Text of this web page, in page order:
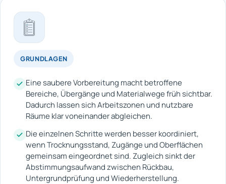
GRUNDLAGEN
Eine saubere Vorbereitung macht betroffene
Bereiche, Übergänge und Materialwege früh sichtbar.
Dadurch lassen sich Arbeitszonen und nutzbare
Räume klar voneinander abgleichen.
Die einzelnen Schritte werden besser koordiniert,
wenn Trocknungsstand, Zugänge und Oberflächen
gemeinsam eingeordnet sind. Zugleich sinkt der
Abstimmungsaufwand zwischen Rückbau,
Untergrundprüfung und Wiederherstellung.